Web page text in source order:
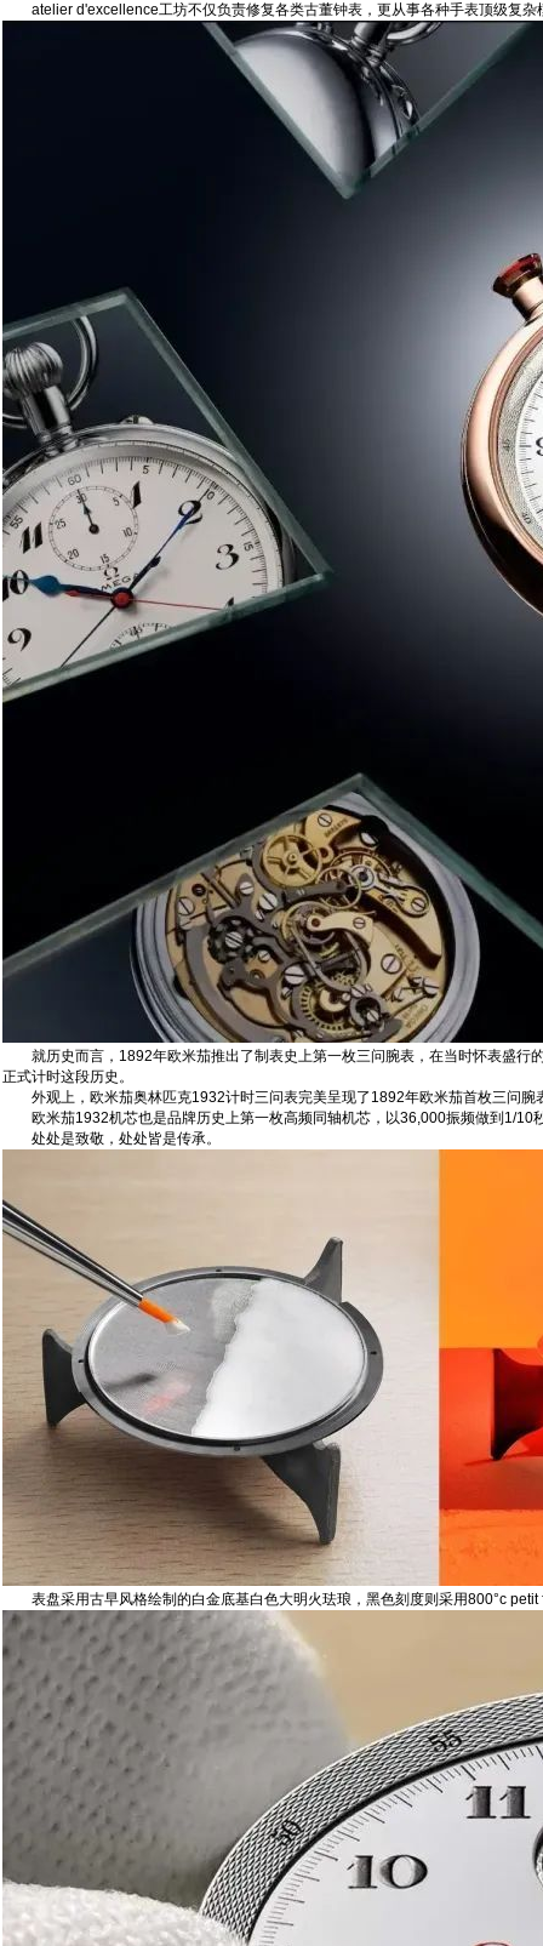
atelier d'excellence工坊不仅负责修复各类古董钟表，更从事各种手表顶级复杂
就历史而言，1892年欧米茄推出了制表史上第一枚三问腕表，在当时怀表盛行
正式计时这段‬历史‬。
外观上‬，欧米茄奥林匹克1932计时三问表完美‬呈现了‬1892年‬欧米茄‬首枚‬三问‬腕
欧米茄1932机芯也是品牌历史上第一枚高频同轴机芯，以36,000振频做‬‬到‬1/10
处处是致敬，处处皆是传承。
表盘采用古早风格绘制的白金底基白色大明火珐琅，黑色刻度则采用800°c petit